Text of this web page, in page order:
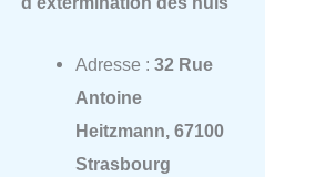
Adresse : 32 Rue
Antoine
Heitzmann, 67100
Strasbourg